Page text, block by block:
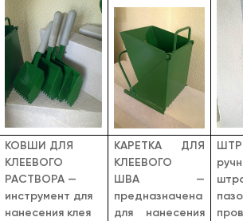
КОВШИ ДЛЯ
КЛЕЕВОГО
РАСТВОРА —
инструмент для
нанесения клея
КАРЕТКА ДЛЯ
КЛЕЕВОГО
ШВА
—
предназначена
для нанесения